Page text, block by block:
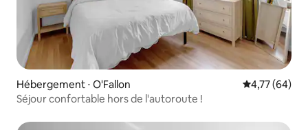
Hébergement ⋅ O'Fallon Évaluation
4,77 (64)
Séjour confortable hors de l'autoroute !